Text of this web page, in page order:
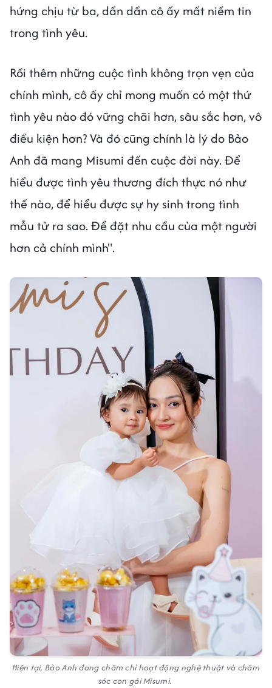
hứng chịu từ ba, dần dần cô ấy mất niềm tin
trong tình yêu.
Rồi thêm những cuộc tình không trọn vẹn của
chính mình, cô ấy chỉ mong muốn có một thứ
tình yêu nào đó vững chãi hơn, sâu sắc hơn, vô
điều kiện hơn? Và đó cũng chính là lý do Bảo
Anh đã mang Misumi đến cuộc đời này. Để
hiểu được tình yêu thương đích thực nó như
thế nào, để hiểu được sự hy sinh trong tình
mẫu tử ra sao. Để đặt nhu cầu của một người
hơn cả chính mình".
Hiện tại, Bảo Anh đang chăm chỉ hoạt động nghệ thuật và chăm
sóc con gái Misumi.